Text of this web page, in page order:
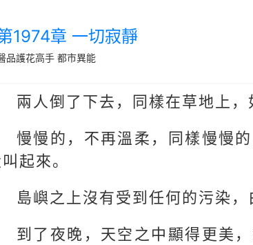
1974章 一切寂靜
品護花高手 都市異能
兩人倒了下去，同樣在草地上
慢慢的，不再溫柔，同樣慢慢
起來。
島嶼之上沒有受到任何的污染
到了夜晚，天空之中顯得更美